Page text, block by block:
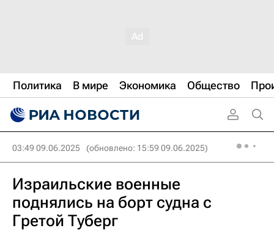
Политика В мире Экономика Общество
03:49 09.06.2025 (обновлено: 15:59 09.06.2025)
Израильские военные
поднялись на борт судна с
Гретой Туберг